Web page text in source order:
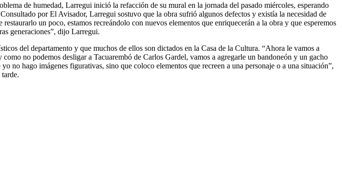
de humedad, Larregui inició la refacción de su mural en la jornada del pasado miércoles, esperando
por El Avisador, Larregui sostuvo que la obra sufrió algunos defectos y existía la necesidad de
un poco, estamos recreándolo con nuevos elementos que enriquecerán a la obra y que esperemos
generaciones”, dijo Larregui.
del departamento y que muchos de ellos son dictados en la Casa de la Cultura. “Ahora le vamos a
no podemos desligar a Tacuarembó de Carlos Gardel, vamos a agregarle un bandoneón y un gacho
no hago imágenes figurativas, sino que coloco elementos que recreen a una personaje o a una situación”,